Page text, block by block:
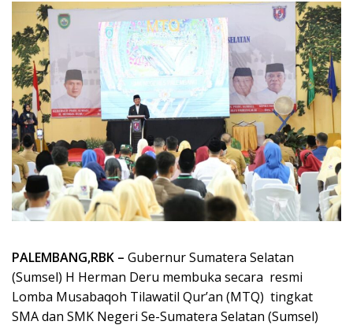
PALEMBANG,RBK – Gubernur Sumatera Selatan
(Sumsel) H Herman Deru membuka secara resmi
Lomba Musabaqoh Tilawatil Qur’an (MTQ) tingkat
SMA dan SMK Negeri Se-Sumatera Selatan (Sumsel)